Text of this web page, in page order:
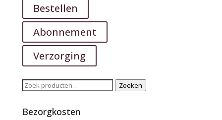
Bestellen
Abonnement
Verzorging
Zoeken
Zoeken
Bezorgkosten